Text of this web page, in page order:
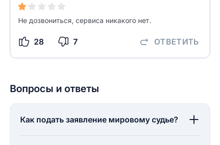
Не дозвониться, сервиса никакого нет.
28 7 ОТВЕТИТЬ
Как вы оцените судебный участок?
ОСТАВИТЬ ОТЗЫВ
ОСТАВИТЬ ОТЗЫВ
Вопросы и ответы
Как подать заявление мировому судье?
ЗАКРЫТЬ